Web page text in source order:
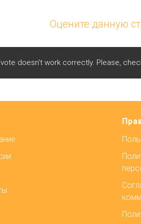
Оцените данную
doesn't work correctly. Please,